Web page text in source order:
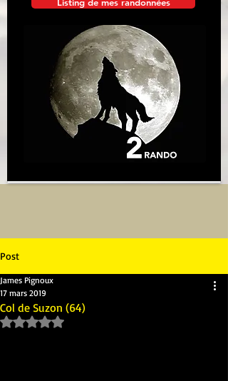
Post
Col de Suzon (64)
James Pignoux
17 mars 2019
Noté NaN étoiles sur 5.